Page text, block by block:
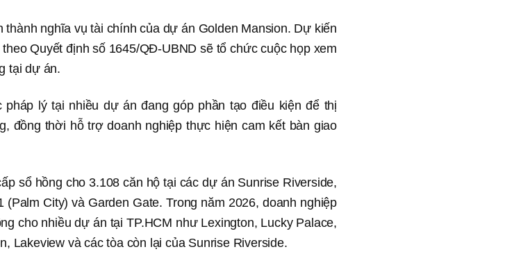
nghĩa vụ tài chính của dự án Golden Mansion. Dự kiến
Quyết định số 1645/QĐ-UBND sẽ tổ chức cuộc họp xem
tại dự án.
lý tại nhiều dự án đang góp phần tạo điều kiện để thị
đồng thời hỗ trợ doanh nghiệp thực hiện cam kết bàn giao
sổ hồng cho 3.108 căn hộ tại các dự án Sunrise Riverside,
City) và Garden Gate. Trong năm 2026, doanh nghiệp
cho nhiều dự án tại TP.HCM như Lexington, Lucky Palace,
Lakeview và các tòa còn lại của Sunrise Riverside.